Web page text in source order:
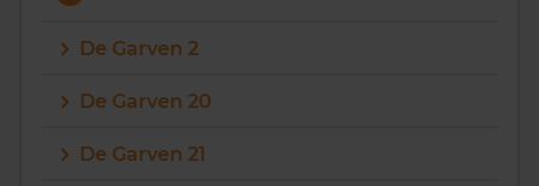
De Garven 2
De Garven 20
De Garven 21